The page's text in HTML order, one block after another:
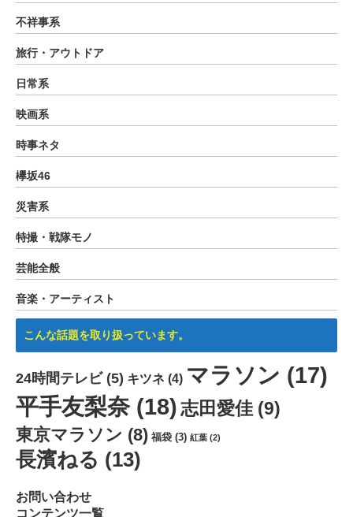
不祥事系
旅行・アウトドア
日常系
映画系
時事ネタ
欅坂46
災害系
特撮・戦隊モノ
芸能全般
音楽・アーティスト
こんな話題を取り扱っています。
24時間テレビ(5) キツネ (4) マラソン (17)
平手友梨奈(18)志田愛佳 (9)
東京マラソン (8) 福袋 (3) 紅葉 (2)
長濱ねる (13)
お問い合わせ
コンテンツ一覧